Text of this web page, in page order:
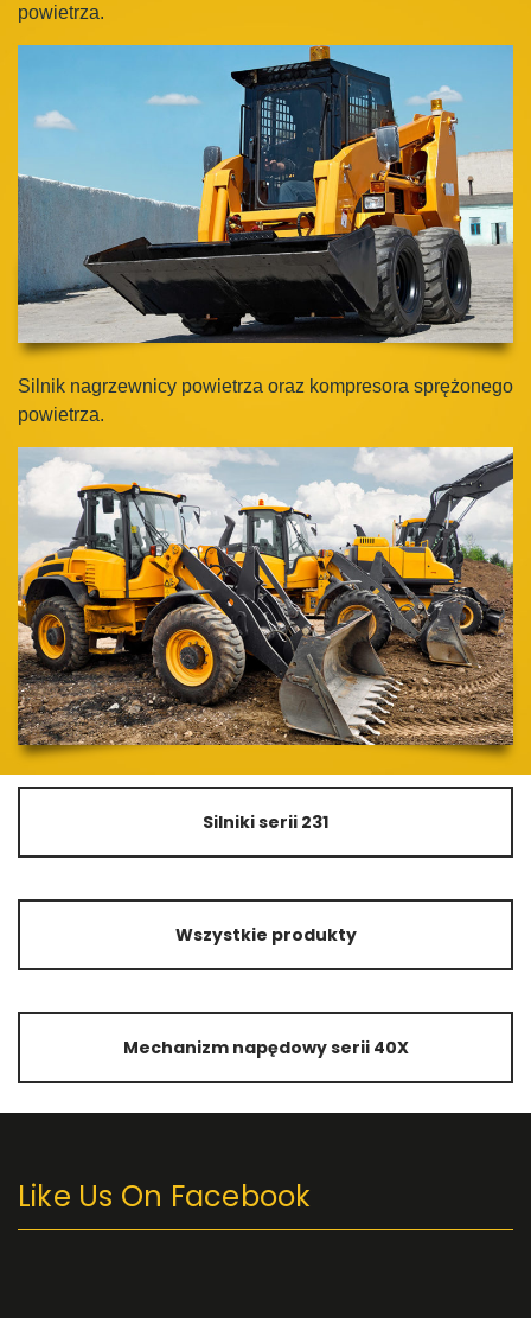
powietrza.
Silnik nagrzewnicy powietrza oraz kompresora sprężonego
powietrza.
Silniki serii 231
Wszystkie produkty
Mechanizm napędowy serii 40X
Like Us On Facebook